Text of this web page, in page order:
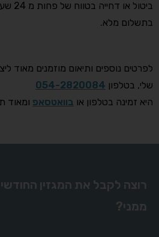
בתשלום מלא.
לפרטים נוספים ותיאום מוזמנים מאוד
שלי, בטלפון 054-2820084
היא זמינה בטלפון או בוואטסאפ ומאוד
רוצה לקבל את המגזין
ממני?